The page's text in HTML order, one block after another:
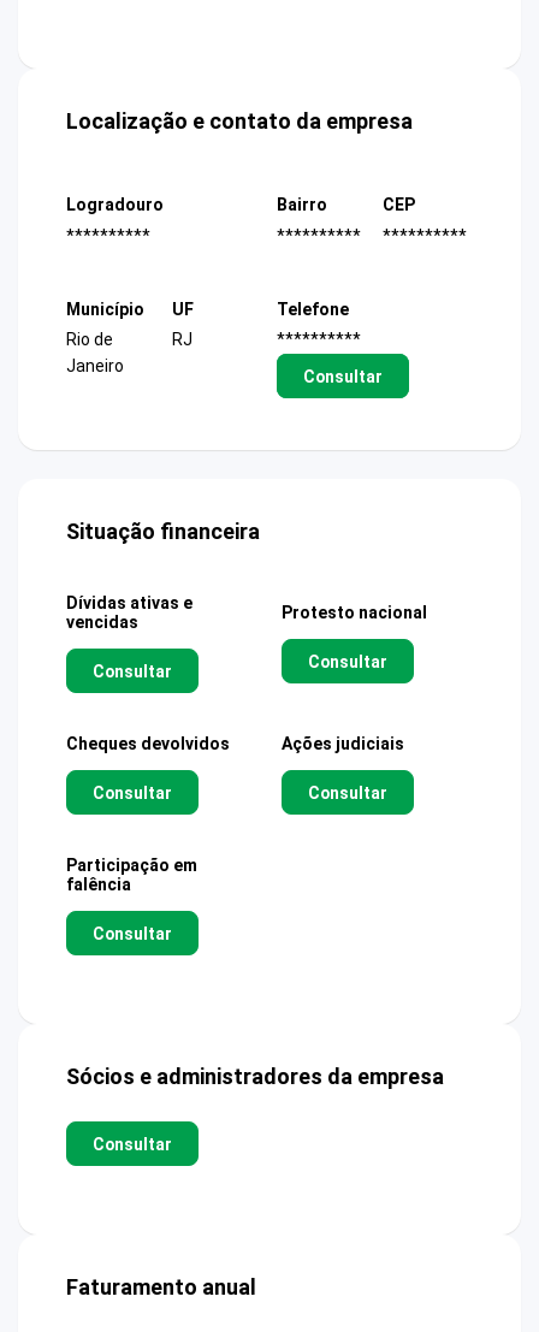
Localização e contato da empresa
Logradouro
**********
Bairro
**********
CEP
**********
Município
Rio de
Janeiro
UF
RJ
Telefone
**********
Consultar
Situação financeira
Dívidas ativas e
vencidas
Consultar
Protesto nacional
Consultar
Cheques devolvidos
Consultar
Ações judiciais
Consultar
Participação em
falência
Consultar
Sócios e administradores da empresa
Consultar
Faturamento anual